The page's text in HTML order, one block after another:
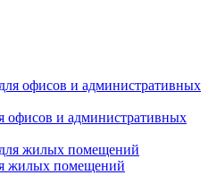
офисов и административных
жилых помещений